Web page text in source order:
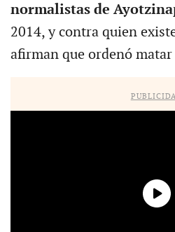
normalistas de
2014, y contra quien
afirman que ordenó